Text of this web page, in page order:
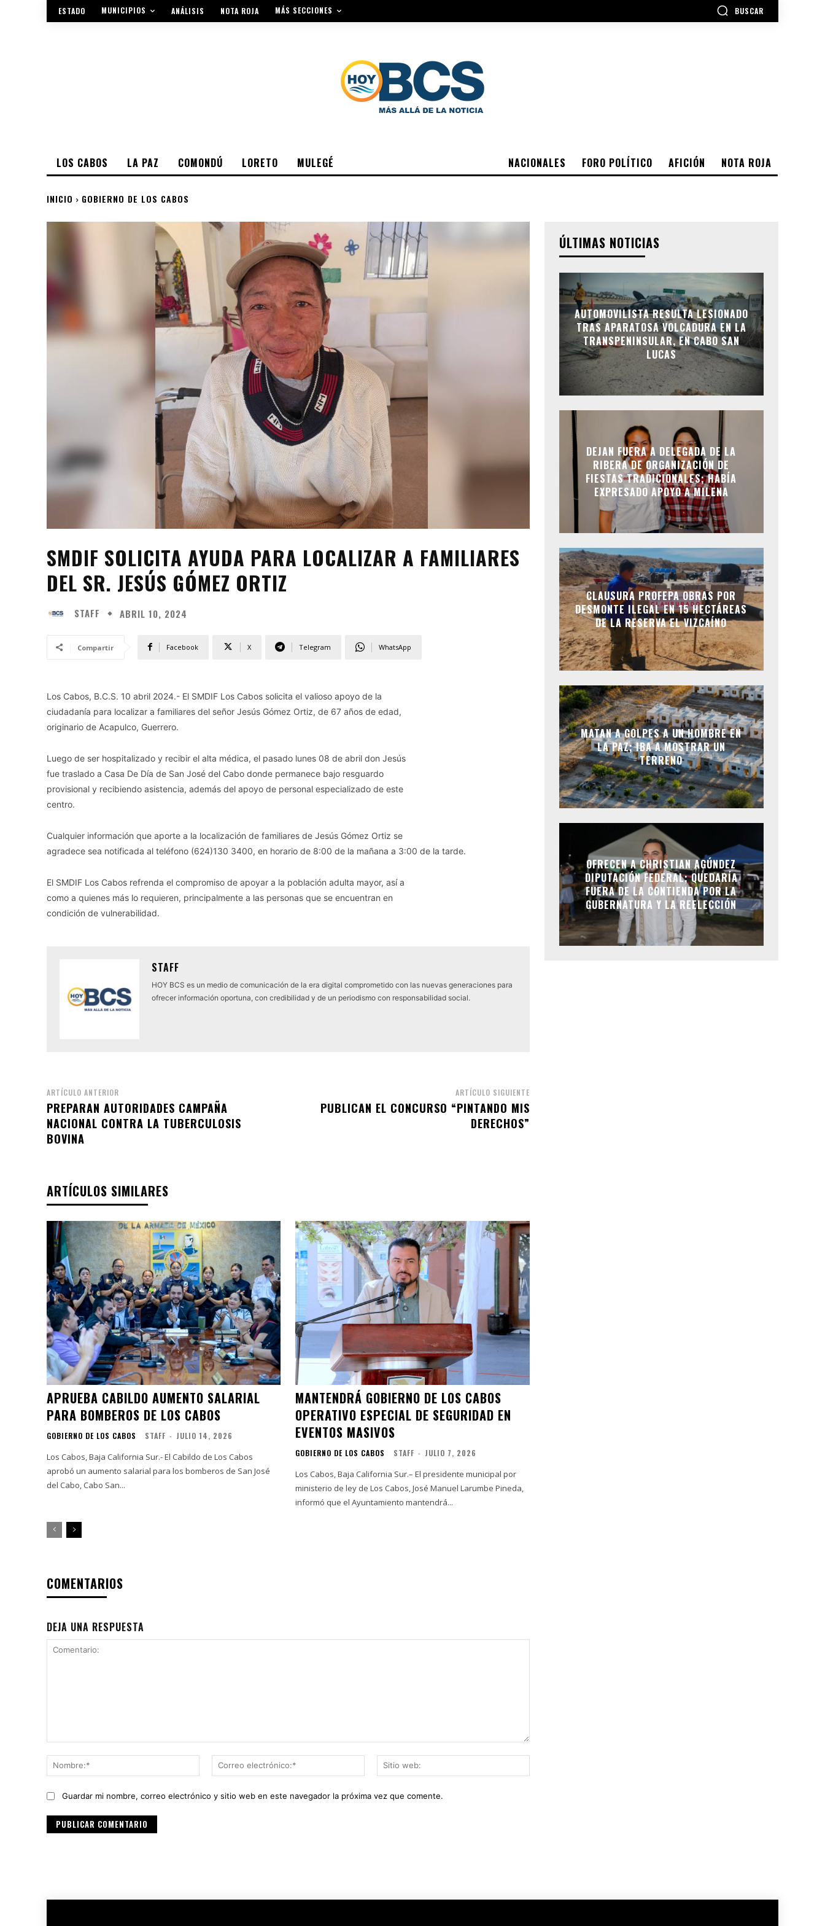
ESTADO MUNICIPIOS ANÁLISIS NOTA ROJA MÁS SECCIONES BUSCAR
NACIONALES FORO POLÍTICO AFICIÓN NOTA ROJA
LOS CABOS LA PAZ COMONDÚ LORETO MULEGÉ
INICIO GOBIERNO DE LOS CABOS
SMDIF SOLICITA AYUDA PARA LOCALIZAR A FAMILIARES
DEL SR. JESÚS GÓMEZ ORTIZ
STAFF ABRIL 10, 2024
Compartir Facebook X Telegram WhatsApp
Los Cabos, B.C.S. 10 abril 2024.- El SMDIF Los Cabos solicita el valioso apoyo de la
ciudadanía para localizar a familiares del señor Jesús Gómez Ortiz, de 67 años de edad,
originario de Acapulco, Guerrero.
Luego de ser hospitalizado y recibir el alta médica, el pasado lunes 08 de abril don Jesús
fue traslado a Casa De Día de San José del Cabo donde permanece bajo resguardo
provisional y recibiendo asistencia, además del apoyo de personal especializado de este
centro.
Cualquier información que aporte a la localización de familiares de Jesús Gómez Ortiz se
agradece sea notificada al teléfono (624)130 3400, en horario de 8:00 de la mañana a 3:00 de la tarde.
El SMDIF Los Cabos refrenda el compromiso de apoyar a la población adulta mayor, así a
como a quienes más lo requieren, principalmente a las personas que se encuentran en
condición de vulnerabilidad.
STAFF
HOY BCS es un medio de comunicación de la era digital comprometido con las nuevas generaciones para
ofrecer información oportuna, con credibilidad y de un periodismo con responsabilidad social.
ARTÍCULO ANTERIOR
PREPARAN AUTORIDADES CAMPAÑA
NACIONAL CONTRA LA TUBERCULOSIS
BOVINA
ARTÍCULO SIGUIENTE
PUBLICAN EL CONCURSO “PINTANDO MIS
DERECHOS”
ARTÍCULOS SIMILARES
APRUEBA CABILDO AUMENTO SALARIAL
PARA BOMBEROS DE LOS CABOS
GOBIERNO DE LOS CABOS STAFF - JULIO 14, 2026
Los Cabos, Baja California Sur.- El Cabildo de Los Cabos
aprobó un aumento salarial para los bomberos de San José
del Cabo, Cabo San...
MANTENDRÁ GOBIERNO DE LOS CABOS
OPERATIVO ESPECIAL DE SEGURIDAD EN
EVENTOS MASIVOS
GOBIERNO DE LOS CABOS STAFF - JULIO 7, 2026
Los Cabos, Baja California Sur.– El presidente municipal por
ministerio de ley de Los Cabos, José Manuel Larumbe Pineda,
informó que el Ayuntamiento mantendrá...
COMENTARIOS
DEJA UNA RESPUESTA
Nombre:*
Correo
electrónico:*
web:
Guardar mi nombre, correo electrónico y sitio web en este navegador la próxima vez que comente.
ÚLTIMAS NOTICIAS
AUTOMOVILISTA RESULTA LESIONADO
TRAS APARATOSA VOLCADURA EN LA
TRANSPENINSULAR, EN CABO SAN
LUCAS
DEJAN FUERA A DELEGADA DE LA
RIBERA DE ORGANIZACIÓN DE
FIESTAS TRADICIONALES; HABÍA
EXPRESADO APOYO A MILENA
CLAUSURA PROFEPA OBRAS POR
DESMONTE ILEGAL EN 15 HECTÁREAS
DE LA RESERVA EL VIZCAÍNO
MATAN A GOLPES A UN HOMBRE EN
LA PAZ; IBA A MOSTRAR UN
TERRENO
OFRECEN A CHRISTIAN AGÚNDEZ
DIPUTACIÓN FEDERAL; QUEDARÍA
FUERA DE LA CONTIENDA POR LA
GUBERNATURA Y LA REELECCIÓN